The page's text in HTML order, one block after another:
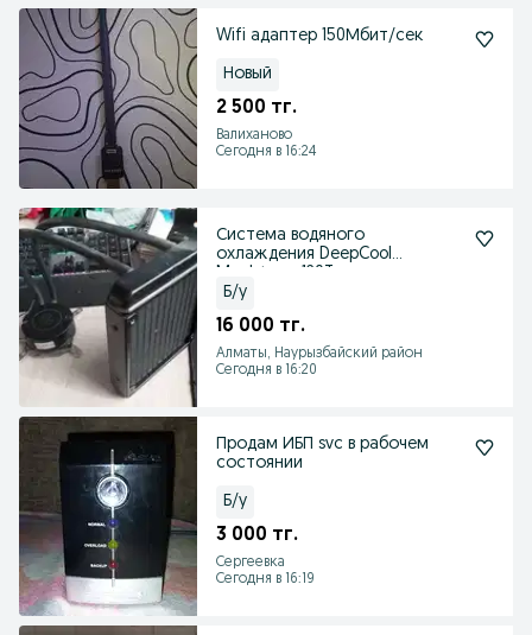
Wifi адаптер 150Мбит/сек
Новый
2 500 тг.
Валиханово
Сегодня в 16:24
Система водяного
охлаждения DeepCool
Б/у
16 000 тг.
Алматы, Наурызбайский район
Сегодня в 16:20
Продам ИБП svc в рабочем
состоянии
Б/у
3 000 тг.
Сергеевка
Сегодня в 16:19